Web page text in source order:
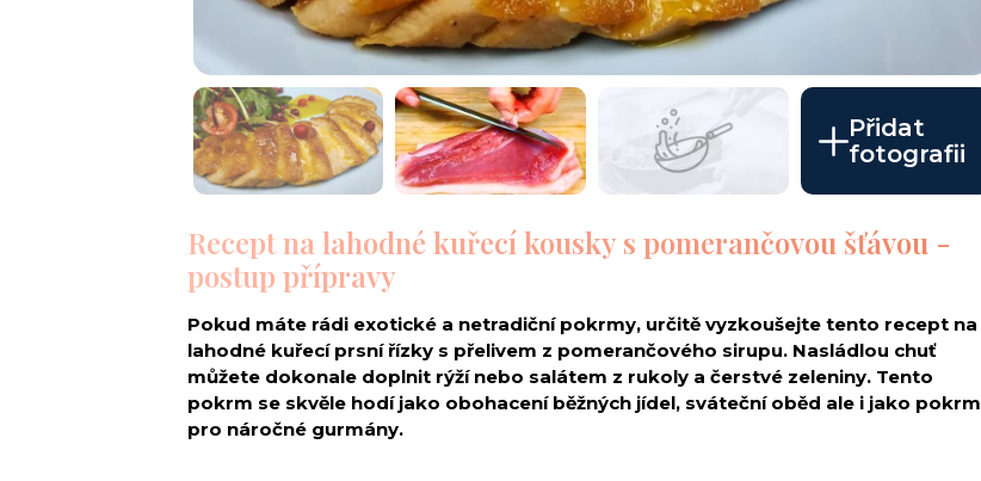
Přidat
fotografii
Recept na lahodné kuřecí kousky s pomerančovou šťávou -
postup přípravy
Pokud máte rádi exotické a netradiční pokrmy, určitě vyzkoušejte tento recept na
lahodné kuřecí prsní řízky s přelivem z pomerančového sirupu. Nasládlou chuť
můžete dokonale doplnit rýží nebo salátem z rukoly a čerstvé zeleniny. Tento
pokrm se skvěle hodí jako obohacení běžných jídel, sváteční oběd ale i jako pokrm
pro náročné gurmány.